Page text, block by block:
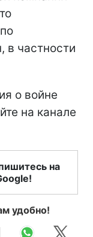
в частности
о войне
на канале
на
удобно!